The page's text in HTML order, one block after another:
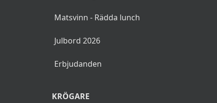
Matsvinn - Rädda lunch
Julbord 2026
Erbjudanden
KRÖGARE